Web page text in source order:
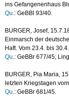
ins Gefangenenhaus
Qu .: GeBBl 93/40.
BURGER, Josef,
Einmarsch der
Haft. Vom 23.4. bis
Qu .: GeBBr 677/45;
BURGER, Pia Maria,
letzten Kriegstagen
Qu .: GeBBr 681/45.